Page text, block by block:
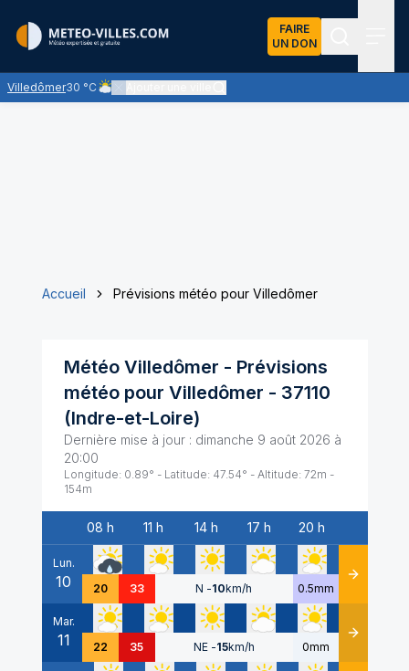
FAIRE
UN DON
Villedômer30 °C
Ciel nuageux - les éclaircies et les nuages se partagent
Accueil Prévisions météo pour Villedômer
Météo Villedômer - Prévisions
météo pour Villedômer - 37110
(Indre-et-Loire)
Dernière mise à jour : dimanche 9 août 2026 à
20:00
Longitude: 0.89° - Latitude: 47.54° - Altitude: 72m -
154m
Date
08 h 11 h 14 h 17 h 20 h
Lun.
10 20 33 N -10km/h 0.5mm Détails
Mar.
11 22 35 NE -15km/h 0mm Détails